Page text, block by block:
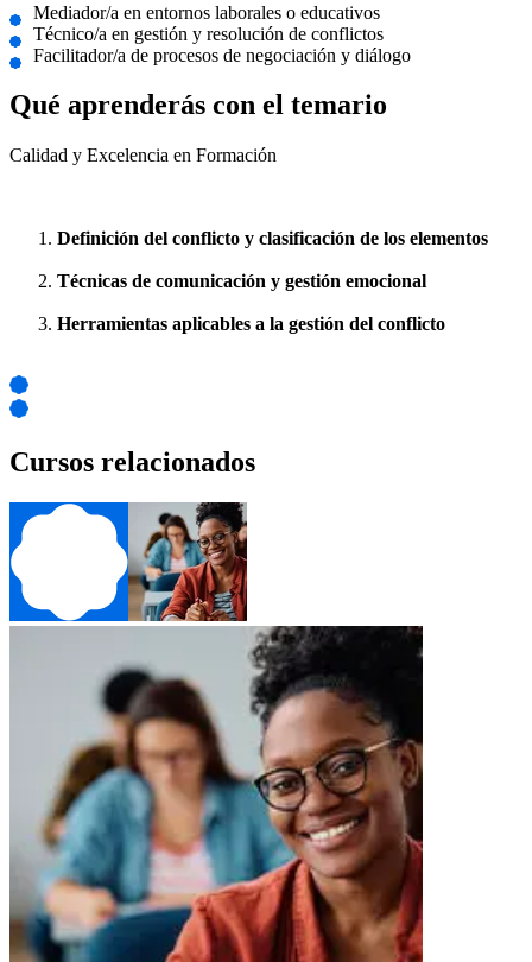
Mediador/a en entornos laborales o educativos
Técnico/a en gestión y resolución de conflictos
Facilitador/a de procesos de negociación y diálogo
Qué aprenderás con el temario
Calidad y Excelencia en Formación
Definición del conflicto y clasificación de los elementos
Técnicas de comunicación y gestión emocional
Herramientas aplicables a la gestión del conflicto
Cursos relacionados